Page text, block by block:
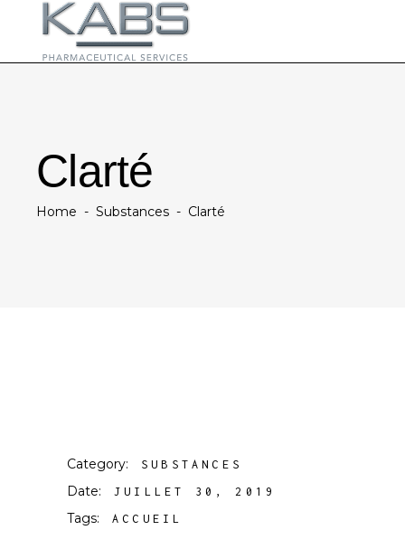
Clarté
Home - Substances - Clarté
Category: SUBSTANCES
Date: JUILLET 30, 2019
Tags: ACCUEIL